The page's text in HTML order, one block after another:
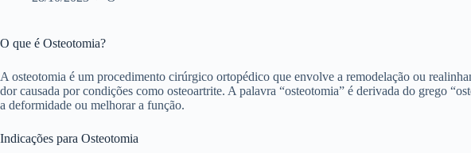
O que é Osteotomia?
A osteotomia é um procedimento cirúrgico ortopédico que envolve a remodelação ou
dor causada por condições como osteoartrite. A palavra “osteotomia” é derivada do grego
a deformidade ou melhorar a função.
Indicações para Osteotomia